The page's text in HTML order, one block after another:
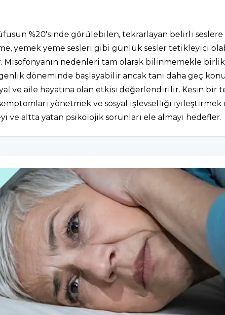
%20'sinde görülebilen, tekrarlayan belirli seslere
yemek yeme sesleri gibi günlük sesler tetikleyici
Misofonyanın nedenleri tam olarak bilinmemekle
döneminde başlayabilir ancak tanı daha geç
ve aile hayatına olan etkisi değerlendirilir. Kesin bir
yönetmek ve sosyal işlevselliği
ve altta yatan psikolojik sorunları ele almayı hedefler.